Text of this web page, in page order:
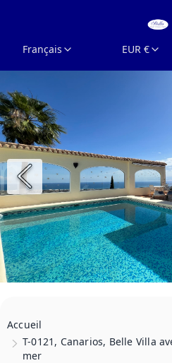
Français EUR €
Accueil
T-0121, Canarios, Belle Villa
mer